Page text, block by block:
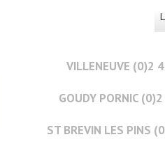
VILLENEUVE (0)2
GOUDY PORNIC
ST BREVIN LES PINS